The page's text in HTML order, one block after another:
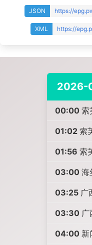
JSON https://
XML https://
2026-
00:00 索
01:02 索
01:56 索
03:00 海
03:25 广
03:30 广
04:00 新